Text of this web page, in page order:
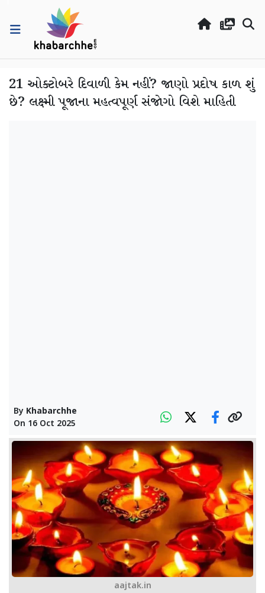
21 ઓક્ટોબરે દિવાળી કેમ નહીં? જાણો પ્રદોષ કાળ શું
છે? લક્ષ્મી પૂજાના મહત્વપૂર્ણ સંજોગો વિશે માહિતી
By Khabarchhe
On 16 Oct 2025
aajtak.in